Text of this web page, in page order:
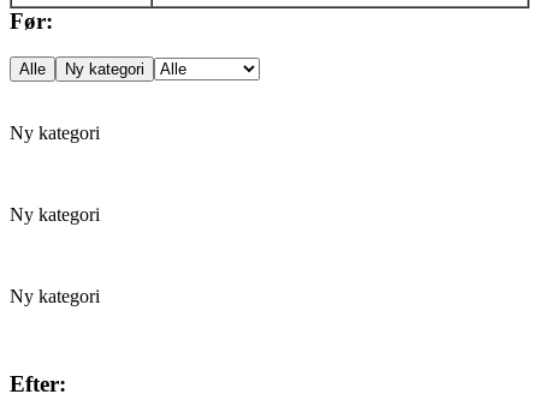
Før:
Ny kategori
Ny kategori
Ny kategori
Efter: